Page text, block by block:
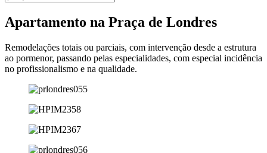
Apartamento na Praça de Londres
Remodelações totais ou parciais, com intervenção desde a estrutura
ao pormenor, passando pelas especialidades, com especial incidência
no profissionalismo e na qualidade.